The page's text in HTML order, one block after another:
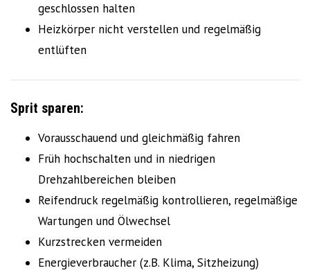
geschlossen halten
Heizkörper nicht verstellen und regelmäßig
entlüften
Sprit sparen:
Vorausschauend und gleichmäßig fahren
Früh hochschalten und in niedrigen
Drehzahlbereichen bleiben
Reifendruck regelmäßig kontrollieren, regelmäßige
Wartungen und Ölwechsel
Kurzstrecken vermeiden
Energieverbraucher (z.B. Klima, Sitzheizung)